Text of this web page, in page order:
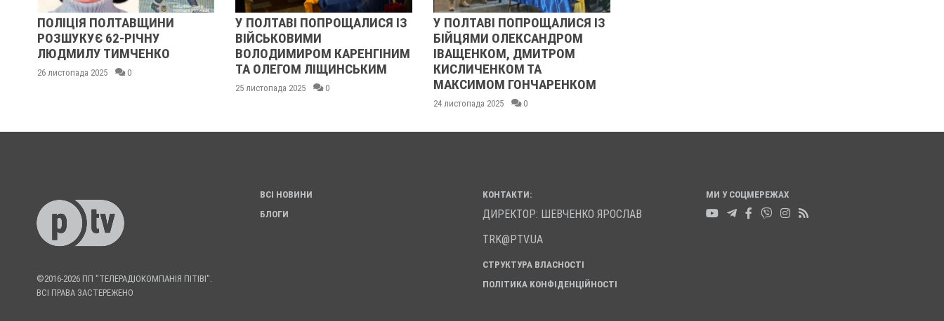
ПОЛІЦІЯ ПОЛТАВЩИНИ
РОЗШУКУЄ 62-РІЧНУ
ЛЮДМИЛУ ТИМЧЕНКО
26 листопада 2025 0
У ПОЛТАВІ ПОПРОЩАЛИСЯ ІЗ
ВІЙСЬКОВИМИ
ВОЛОДИМИРОМ КАРЕНГІНИМ
ТА ОЛЕГОМ ЛІЩИНСЬКИМ
25 листопада 2025 0
У ПОЛТАВІ ПОПРОЩАЛИСЯ ІЗ
БІЙЦЯМИ ОЛЕКСАНДРОМ
ІВАЩЕНКОМ, ДМИТРОМ
КИСЛИЧЕНКОМ ТА
МАКСИМОМ ГОНЧАРЕНКОМ
24 листопада 2025 0
©2016-2026 ПП "ТЕЛЕРАДІОКОМПАНІЯ ПІТІВІ".
ВСІ ПРАВА ЗАСТЕРЕЖЕНО
ВСІ НОВИНИ
БЛОГИ
КОНТАКТИ:
ДИРЕКТОР: ШЕВЧЕНКО ЯРОСЛАВ
TRK@PTV.UA
СТРУКТУРА ВЛАСНОСТІ
ПОЛІТИКА КОНФІДЕНЦІЙНОСТІ
МИ У СОЦМЕРЕЖАХ